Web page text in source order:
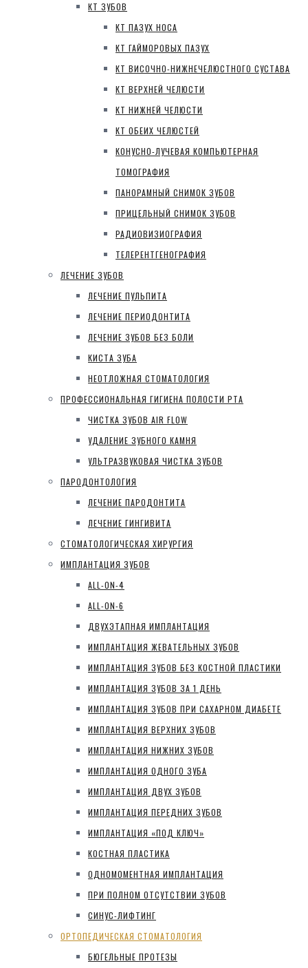
КТ ЗУБОВ
КТ ПАЗУХ НОСА
КТ ГАЙМОРОВЫХ ПАЗУХ
КТ ВИСОЧНО-НИЖНЕЧЕЛЮСТНОГО СУСТАВА
КТ ВЕРХНЕЙ ЧЕЛЮСТИ
КТ НИЖНЕЙ ЧЕЛЮСТИ
КТ ОБЕИХ ЧЕЛЮСТЕЙ
КОНУСНО-ЛУЧЕВАЯ КОМПЬЮТЕРНАЯ
ТОМОГРАФИЯ
ПАНОРАМНЫЙ СНИМОК ЗУБОВ
ПРИЦЕЛЬНЫЙ СНИМОК ЗУБОВ
РАДИОВИЗИОГРАФИЯ
ТЕЛЕРЕНТГЕНОГРАФИЯ
ЛЕЧЕНИЕ ЗУБОВ
ЛЕЧЕНИЕ ПУЛЬПИТА
ЛЕЧЕНИЕ ПЕРИОДОНТИТА
ЛЕЧЕНИЕ ЗУБОВ БЕЗ БОЛИ
КИСТА ЗУБА
НЕОТЛОЖНАЯ СТОМАТОЛОГИЯ
ПРОФЕССИОНАЛЬНАЯ ГИГИЕНА ПОЛОСТИ РТА
ЧИСТКА ЗУБОВ AIR FLOW
УДАЛЕНИЕ ЗУБНОГО КАМНЯ
УЛЬТРАЗВУКОВАЯ ЧИСТКА ЗУБОВ
ПАРОДОНТОЛОГИЯ
ЛЕЧЕНИЕ ПАРОДОНТИТА
ЛЕЧЕНИЕ ГИНГИВИТА
СТОМАТОЛОГИЧЕСКАЯ ХИРУРГИЯ
ИМПЛАНТАЦИЯ ЗУБОВ
ALL-ON-4
ALL-ON-6
ДВУХЭТАПНАЯ ИМПЛАНТАЦИЯ
ИМПЛАНТАЦИЯ ЖЕВАТЕЛЬНЫХ ЗУБОВ
ИМПЛАНТАЦИЯ ЗУБОВ БЕЗ КОСТНОЙ ПЛАСТИКИ
ИМПЛАНТАЦИЯ ЗУБОВ ЗА 1 ДЕНЬ
ИМПЛАНТАЦИЯ ЗУБОВ ПРИ САХАРНОМ ДИАБЕТЕ
ИМПЛАНТАЦИЯ ВЕРХНИХ ЗУБОВ
ИМПЛАНТАЦИЯ НИЖНИХ ЗУБОВ
ИМПЛАНТАЦИЯ ОДНОГО ЗУБА
ИМПЛАНТАЦИЯ ДВУХ ЗУБОВ
ИМПЛАНТАЦИЯ ПЕРЕДНИХ ЗУБОВ
ИМПЛАНТАЦИЯ «ПОД КЛЮЧ»
КОСТНАЯ ПЛАСТИКА
ОДНОМОМЕНТНАЯ ИМПЛАНТАЦИЯ
ПРИ ПОЛНОМ ОТСУТСТВИИ ЗУБОВ
СИНУС-ЛИФТИНГ
ОРТОПЕДИЧЕСКАЯ СТОМАТОЛОГИЯ
БЮГЕЛЬНЫЕ ПРОТЕЗЫ